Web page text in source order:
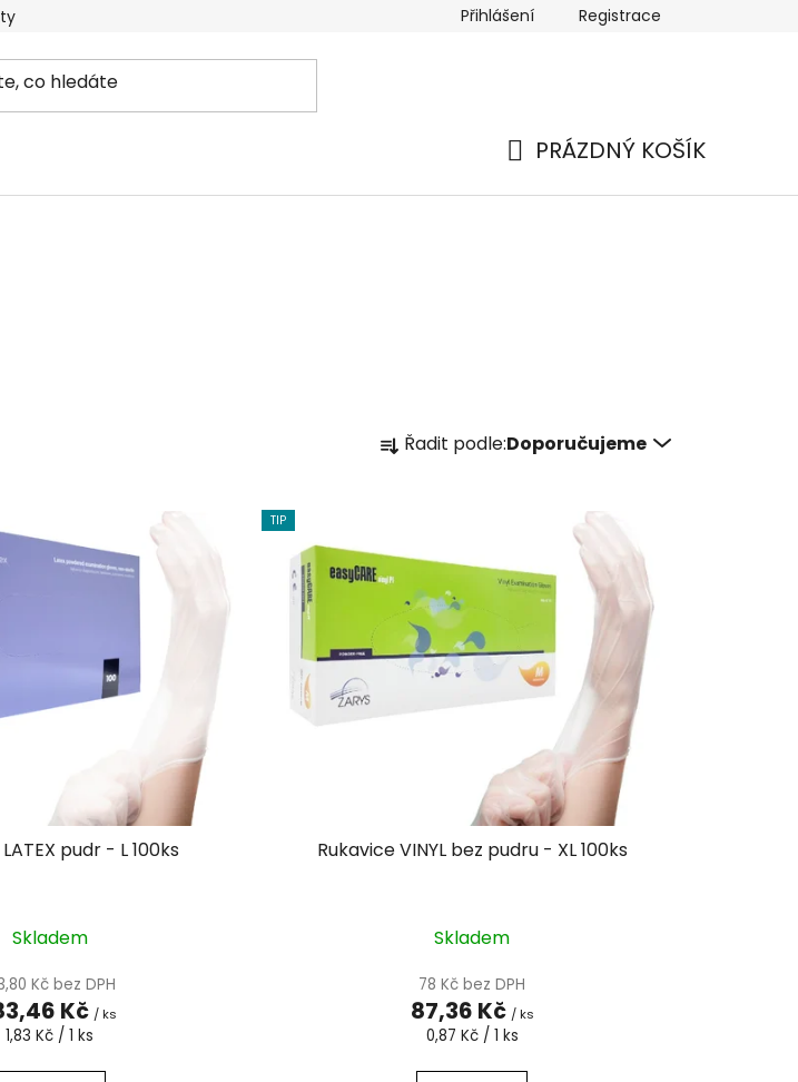
Náhradní plnění Moje objednávka
Přihlášení Registrace
PRÁZDNÝ KOŠÍK
a
í
o
u
Řadit podle:Doporučujeme
pudr - L 100ks
Skladem
Kč bez DPH
Kč / ks
Měrná
1,83 Kč / 1 ks
TIP
Rukavice VINYL bez pudru - XL 100ks
Skladem
78 Kč bez DPH
87,36 Kč / ks
Měrná
0,87 Kč / 1 ks